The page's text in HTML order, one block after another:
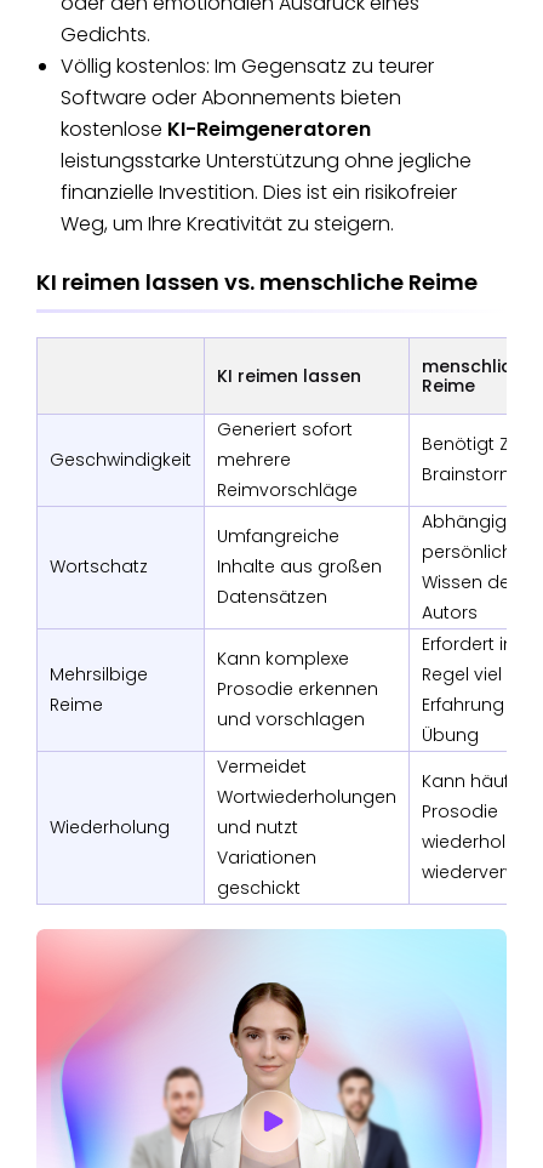
Gedichts.
Völlig kostenlos: Im Gegensatz zu teurer
Software oder Abonnements bieten
kostenlose KI-Reimgeneratoren
leistungsstarke Unterstützung ohne jegliche
finanzielle Investition. Dies ist ein risikofreier
Weg, um Ihre Kreativität zu steigern.
KI reimen lassen vs. menschliche Reime
KI reimen lassen
menschliche
Reime
Geschwindigkeit
Generiert sofort
mehrere
Reimvorschläge
Benötigt Zeit
Brainstorming
Wortschatz
Umfangreiche
Inhalte aus großen
Datensätzen
Abhängig
persönlichen
Wissen des
Autors
Mehrsilbige
Reime
Kann komplexe
Prosodie erkennen
und vorschlagen
Erfordert in
Regel viel
Erfahrung und
Übung
Wiederholung
Vermeidet
Wortwiederholungen
und nutzt
Variationen
geschickt
Kann häufige
Prosodie
wiederholen